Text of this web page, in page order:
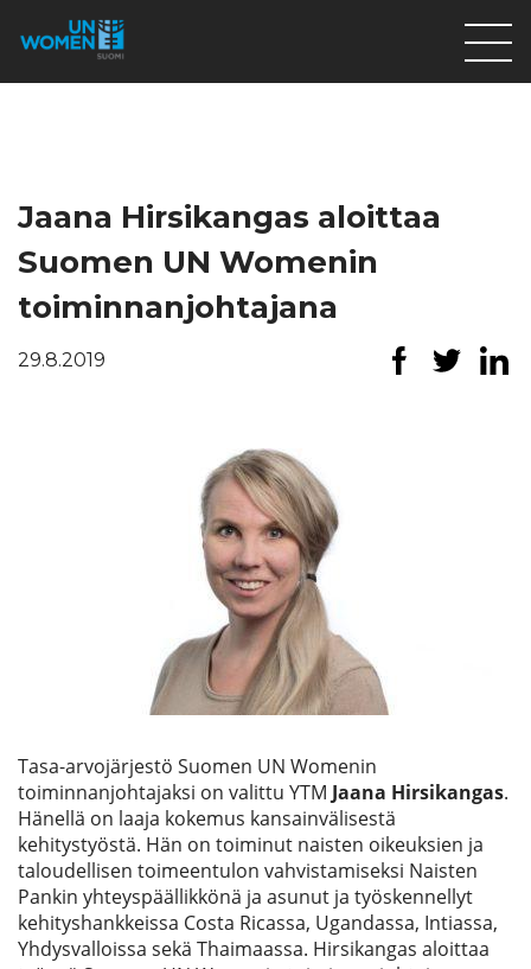
Tietoa meistä
Jaana Hirsikangas aloittaa
Suomen UN Womenin
toiminnanjohtajana
29.8.2019
Tasa-arvojärjestö Suomen UN Womenin
toiminnanjohtajaksi on valittu YTM Jaana Hirsikangas.
Hänellä on laaja kokemus kansainvälisestä
kehitystyöstä. Hän on toiminut naisten oikeuksien ja
taloudellisen toimeentulon vahvistamiseksi Naisten
Pankin yhteyspäällikkönä ja asunut ja työskennellyt
kehityshankkeissa Costa Ricassa, Ugandassa, Intiassa,
Yhdysvalloissa sekä Thaimaassa. Hirsikangas aloittaa